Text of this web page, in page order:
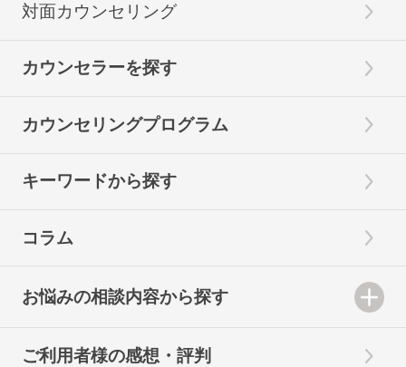
対面カウンセリング
カウンセラーを探す
カウンセリングプログラム
キーワードから探す
コラム
お悩みの相談内容から探す
ご利用者様の感想・評判